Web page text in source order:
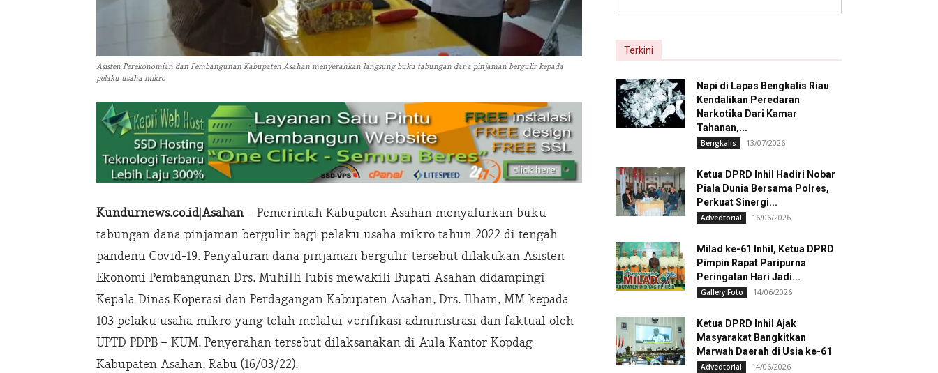
Asisten Perekonomian dan Pembangunan Kabupaten Asahan menyerahkan langsung buku tabungan dana pinjaman bergulir kepada
pelaku usaha mikro
Kundurnews.co.id|Asahan– Pemerintah Kabupaten Asahan menyalurkan buku
tabungan dana pinjaman bergulir bagi pelaku usaha mikro tahun 2022 di tengah
pandemi Covid-19. Penyaluran dana pinjaman bergulir tersebut dilakukan Asisten
Ekonomi Pembangunan Drs. Muhilli lubis mewakili Bupati Asahan didampingi
Kepala Dinas Koperasi dan Perdagangan Kabupaten Asahan, Drs. Ilham, MM kepada
103 pelaku usaha mikro yang telah melalui verifikasi administrasi dan faktual oleh
UPTD PDPB – KUM. Penyerahan tersebut dilaksanakan di Aula Kantor Kopdag
Kabupaten Asahan, Rabu (16/03/22).
Terkini
Napi di Lapas Bengkalis Riau
Kendalikan Peredaran
Narkotika Dari Kamar
Tahanan,...
Bengkalis 13/07/2026
Ketua DPRD Inhil Hadiri Nobar
Piala Dunia Bersama Polres,
Perkuat Sinergi...
Advedtorial 16/06/2026
Milad ke-61 Inhil, Ketua DPRD
Pimpin Rapat Paripurna
Peringatan Hari Jadi...
Gallery Foto 14/06/2026
Ketua DPRD Inhil Ajak
Masyarakat Bangkitkan
Marwah Daerah di Usia ke-61
Advedtorial 14/06/2026